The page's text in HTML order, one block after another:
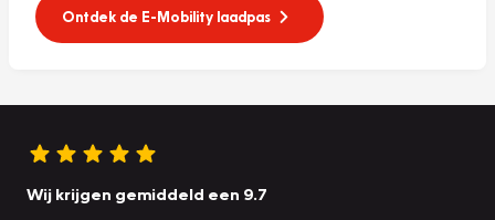
Ontdek de E-Mobility laadpas
Wij krijgen gemiddeld een 9.7